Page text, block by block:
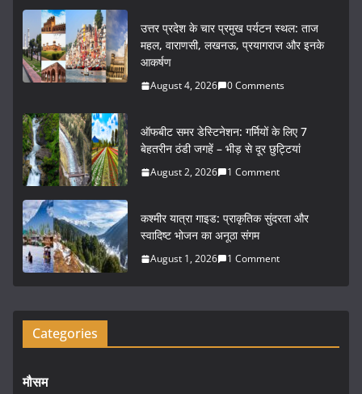
c
e
b
o
k
itt
er
ai
l
ar
e
उत्तर प्रदेश के चार प्रमुख पर्यटन स्थल: ताज
महल, वाराणसी, लखनऊ, प्रयागराज और इनके
आकर्षण
August 4, 2026 0 Comments
ऑफबीट समर डेस्टिनेशन: गर्मियों के लिए 7
बेहतरीन ठंडी जगहें – भीड़ से दूर छुट्टियां
August 2, 2026 1 Comment
कश्मीर यात्रा गाइड: प्राकृतिक सुंदरता और
स्वादिष्ट भोजन का अनूठा संगम
August 1, 2026 1 Comment
Categories
मौसम